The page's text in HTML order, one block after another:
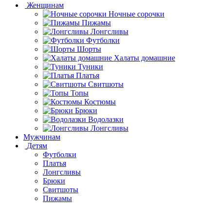
Женщинам
Ночные сорочки
Пижамы
Лонгсливы
Футболки
Шорты
Халаты домашние
Туники
Платья
Свитшоты
Топы
Костюмы
Брюки
Водолазки
Лонгсливы
Мужчинам
Детям
Футболки
Платья
Лонгсливы
Брюки
Свитшоты
Пижамы